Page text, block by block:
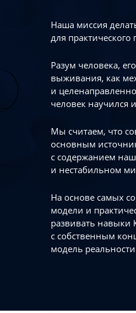
Наша миссия
для
Разум человека,
выживания, как
и
человек научился
Мы считаем, что
основным
с содержанием
и нестабильном
На основе самых
модели и
развивать навыки
с собственным
модель